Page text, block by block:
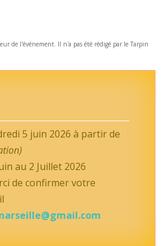
de l'événement. Il n'a pas été rédigé par le Tarpin
5 juin 2026 à partir de
au 2 Juillet 2026
de confirmer votre